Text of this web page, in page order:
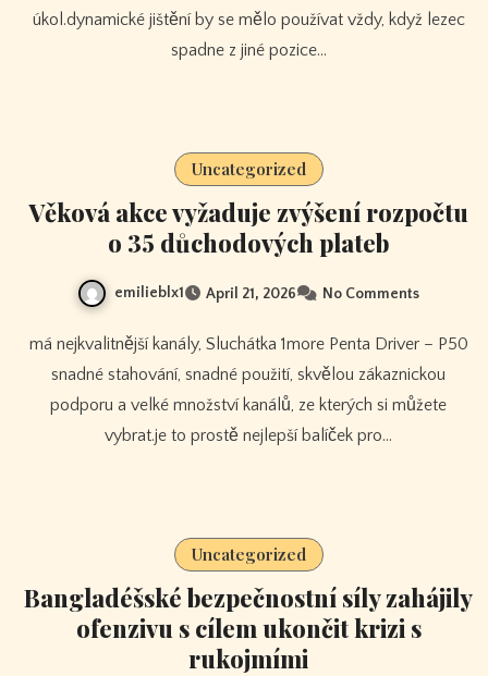
úkol.dynamické jištění by se mělo používat vždy, když lezec
spadne z jiné pozice…
Uncategorized
Věková akce vyžaduje zvýšení rozpočtu
o 35 důchodových plateb
emilieblx1 April 21, 2026 No Comments
má nejkvalitnější kanály, Sluchátka 1more Penta Driver – P50
snadné stahování, snadné použití, skvělou zákaznickou
podporu a velké množství kanálů, ze kterých si můžete
vybrat.je to prostě nejlepší balíček pro…
Uncategorized
Bangladéšské bezpečnostní síly zahájily
ofenzivu s cílem ukončit krizi s
rukojmími